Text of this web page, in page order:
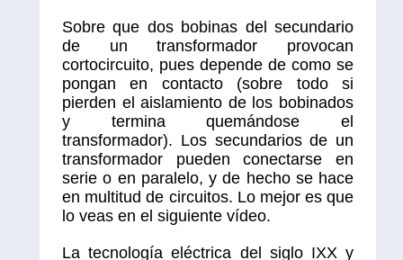
Sobre que dos bobinas del secundario
de un transformador provocan
cortocircuito, pues depende de como se
pongan en contacto (sobre todo si
pierden el aislamiento de los bobinados
y termina quemándose el
transformador). Los secundarios de un
transformador pueden conectarse en
serie o en paralelo, y de hecho se hace
en multitud de circuitos. Lo mejor es que
lo veas en el siguiente vídeo.
La tecnología eléctrica del siglo IXX y